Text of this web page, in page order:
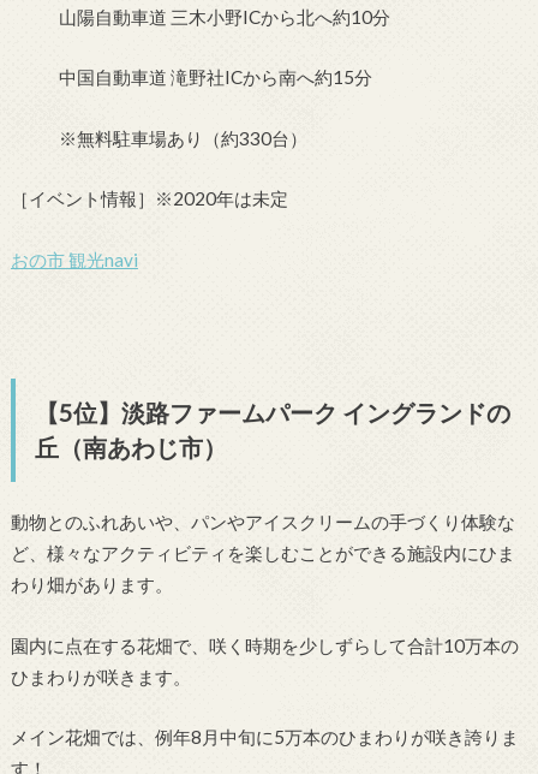
山陽自動車道 三木小野ICから北へ約10分
中国自動車道 滝野社ICから南へ約15分
※無料駐車場あり（約330台）
［イベント情報］※2020年は未定
おの市 観光navi
【5位】淡路ファームパーク イングランドの
丘（南あわじ市）
動物とのふれあいや、パンやアイスクリームの手づくり体験な
ど、様々なアクティビティを楽しむことができる施設内にひま
わり畑があります。
園内に点在する花畑で、咲く時期を少しずらして合計10万本の
ひまわりが咲きます。
メイン花畑では、例年8月中旬に5万本のひまわりが咲き誇りま
す！